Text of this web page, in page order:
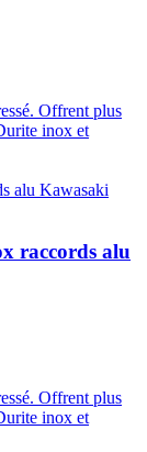
Offrent plus
inox et
raccords alu
Offrent plus
inox et